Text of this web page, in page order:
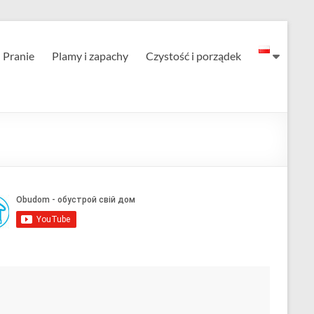
Pranie Plamy i zapachy Czystość i porządek